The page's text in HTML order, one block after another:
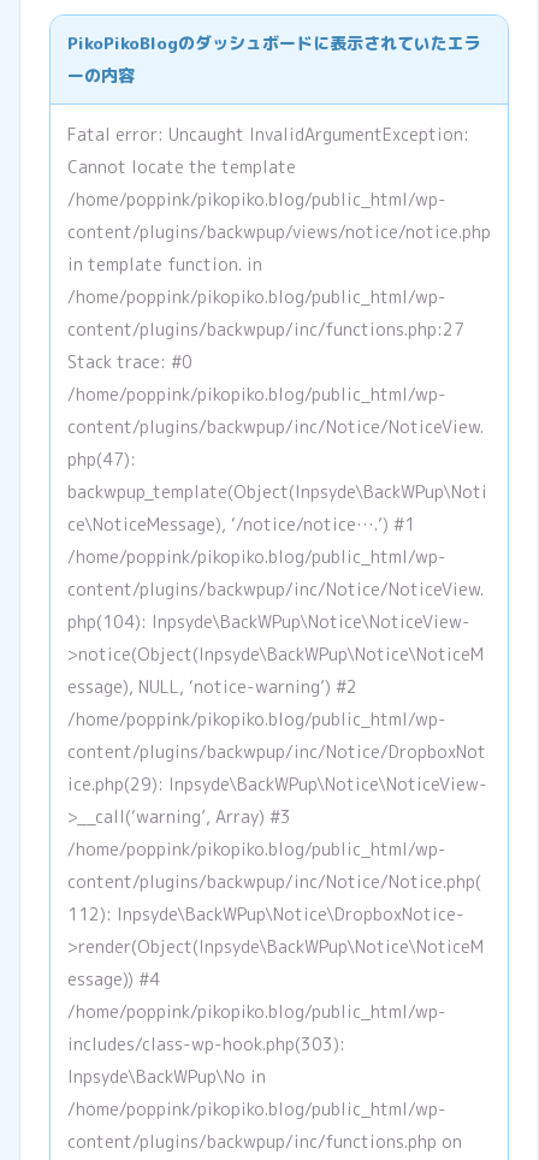
PikoPikoBlogのダッシュボードに表示されていたエラ
ーの内容
Fatal error: Uncaught InvalidArgumentException:
Cannot locate the template
/home/poppink/pikopiko.blog/public_html/wp-
content/plugins/backwpup/views/notice/notice.php
in template function. in
/home/poppink/pikopiko.blog/public_html/wp-
content/plugins/backwpup/inc/functions.php:27
Stack trace: #0
/home/poppink/pikopiko.blog/public_html/wp-
content/plugins/backwpup/inc/Notice/NoticeView.
php(47):
backwpup_template(Object(Inpsyde\BackWPup\Noti
ce\NoticeMessage), ‘/notice/notice….’) #1
/home/poppink/pikopiko.blog/public_html/wp-
content/plugins/backwpup/inc/Notice/NoticeView.
php(104): Inpsyde\BackWPup\Notice\NoticeView-
>notice(Object(Inpsyde\BackWPup\Notice\NoticeM
essage), NULL, ‘notice-warning’) #2
/home/poppink/pikopiko.blog/public_html/wp-
content/plugins/backwpup/inc/Notice/DropboxNot
ice.php(29): Inpsyde\BackWPup\Notice\NoticeView-
>__call(‘warning’, Array) #3
/home/poppink/pikopiko.blog/public_html/wp-
content/plugins/backwpup/inc/Notice/Notice.php(
112): Inpsyde\BackWPup\Notice\DropboxNotice-
>render(Object(Inpsyde\BackWPup\Notice\NoticeM
essage)) #4
/home/poppink/pikopiko.blog/public_html/wp-
includes/class-wp-hook.php(303):
Inpsyde\BackWPup\No in
/home/poppink/pikopiko.blog/public_html/wp-
content/plugins/backwpup/inc/functions.php on